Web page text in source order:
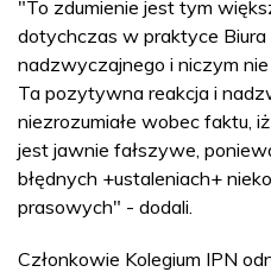
"To zdumienie jest tym
dotychczas w praktyce
nadzwyczajnego i niczym
Ta pozytywna reakcja i
niezrozumiałe wobec faktu,
jest jawnie fałszywe,
błędnych +ustaleniach+
prasowych" - dodali.
Członkowie Kolegium IPN